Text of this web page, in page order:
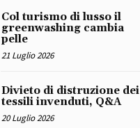
Col turismo di lusso il
greenwashing cambia
pelle
21 Luglio 2026
Divieto di distruzione dei
tessili invenduti, Q&A
20 Luglio 2026